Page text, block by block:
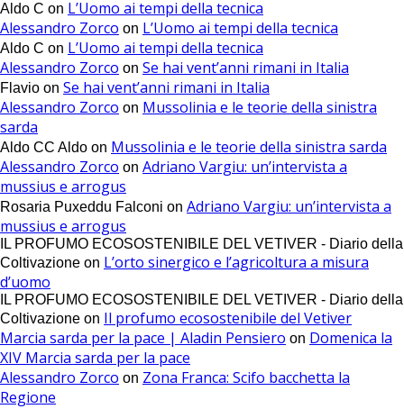
Aldo C on L’Uomo ai tempi della tecnica
Alessandro Zorco on L’Uomo ai tempi della tecnica
Aldo C on L’Uomo ai tempi della tecnica
Alessandro Zorco on Se hai vent’anni rimani in Italia
Flavio on Se hai vent’anni rimani in Italia
Alessandro Zorco on Mussolinia e le teorie della sinistra
sarda
Aldo CC Aldo on Mussolinia e le teorie della sinistra sarda
Alessandro Zorco on Adriano Vargiu: un’intervista a
mussius e arrogus
Rosaria Puxeddu Falconi on Adriano Vargiu: un’intervista a
mussius e arrogus
IL PROFUMO ECOSOSTENIBILE DEL VETIVER - Diario della
Coltivazione on L’orto sinergico e l’agricoltura a misura
d’uomo
IL PROFUMO ECOSOSTENIBILE DEL VETIVER - Diario della
Coltivazione on Il profumo ecosostenibile del Vetiver
Marcia sarda per la pace | Aladin Pensiero on Domenica la
XIV Marcia sarda per la pace
Alessandro Zorco on Zona Franca: Scifo bacchetta la
Regione